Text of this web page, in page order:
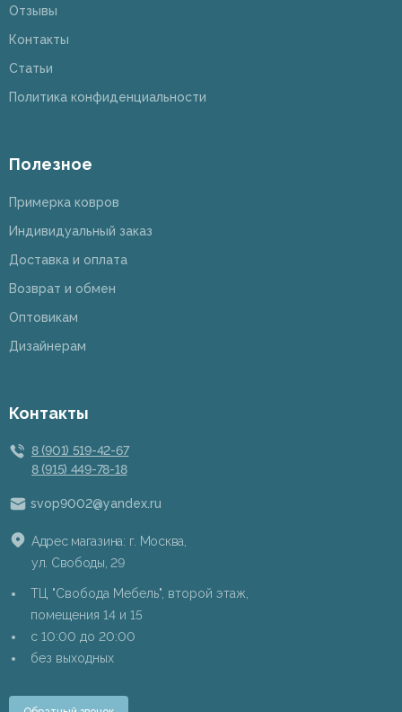
Отзывы
Контакты
Статьи
Политика конфиденциальности
Полезное
Примерка ковров
Индивидуальный заказ
Доставка и оплата
Возврат и обмен
Оптовикам
Дизайнерам
Контакты
8 (901) 519-42-67
8 (915) 449-78-18
svop9002@yandex.ru
Адрес магазина: г. Москва,
ул. Свободы, 29
ТЦ "Свобода Мебель", второй этаж,
помещения 14 и 15
c 10:00 до 20:00
без выходных